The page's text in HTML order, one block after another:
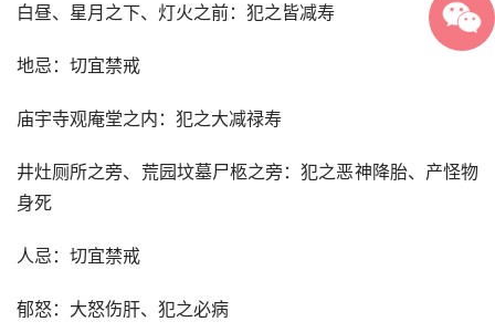
白昼、星月之下、灯火之前：犯之皆减寿
地忌：切宜禁戒
庙宇寺观庵堂之内：犯之大减禄寿
井灶厕所之旁、荒园坟墓尸柩之旁：犯之恶神降胎、产怪物
身死
人忌：切宜禁戒
郁怒：大怒伤肝、犯之必病